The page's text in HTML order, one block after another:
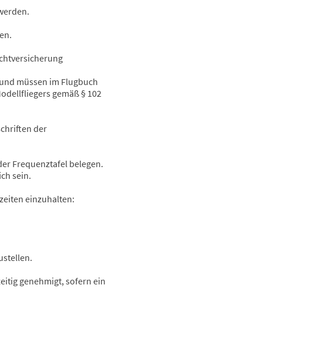
müssen im Flugbuch
gemäß § 102
der
Frequenztafel belegen.
sein.
einzuhalten:
genehmigt, sofern ein